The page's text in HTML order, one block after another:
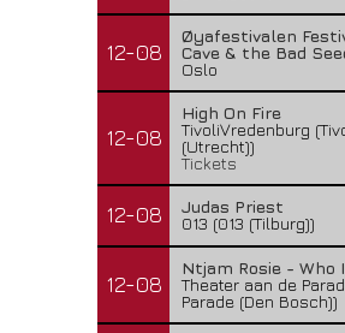
12-08
Øyafestivalen
Cave & the Bad
Oslo
12-08
High On Fire
TivoliVredenburg
(Utrecht))
Tickets
12-08
Judas Priest
013 (013 (Tilburg))
12-08
Ntjam Rosie - Who
Theater aan de
Parade (Den Bosch))